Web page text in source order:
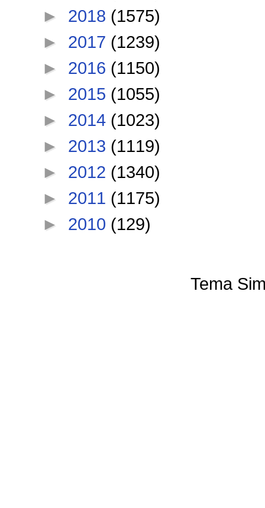
► 2018 (1575)
► 2017 (1239)
► 2016 (1150)
► 2015 (1055)
► 2014 (1023)
► 2013 (1119)
► 2012 (1340)
► 2011 (1175)
► 2010 (129)
Tema